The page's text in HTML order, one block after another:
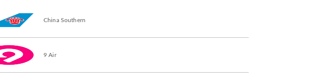
China Southern
9 Air